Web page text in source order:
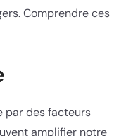
Comprendre ces
par des facteurs
amplifier notre